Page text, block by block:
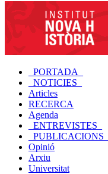
_PORTADA_
_NOTICIES_
Articles
RECERCA
Agenda
_ENTREVISTES_
_PUBLICACIONS_
Opinió
Arxiu
Universitat